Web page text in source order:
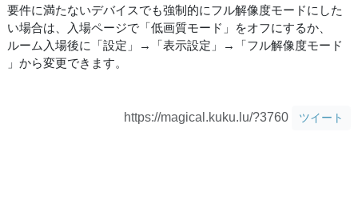
要件に満たないデバイスでも強制的にフル解像度モードにした
い場合は、入場ページで「低画質モード」をオフにするか、
ルーム入場後に「設定」→「表示設定」→「フル解像度モード
」から変更できます。
https://magical.kuku.lu/?3760 ツイート